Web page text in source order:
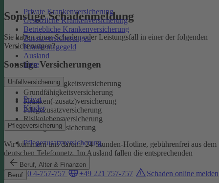
Private Krankenversicherung
Gesetzliche Krankenversicherung
Betriebliche Krankenversicherung
Zusatzversicherungen
Krankentagegeld
Ausland
Tiere
Unfallversicherung
Privat
Kinder
Pflegeversicherung
Pflegezusatzversicherung
Beruf, Alter & Finanzen
Beruf
Sonstige Schadenmeldung
Sie haben einen Schaden oder Leistungsfall in einer der folgenden
Versicherungen?
Sonstige Versicherungen
Berufsunfähigkeitsversicherung
Grundfähigkeitsversicherung
Kranken(-zusatz)versicherung
Pflegezusatzversicherung
Risikolebensversicherung
Sterbegeldversicherung
Wir kümmern uns darum!24-Stunden-Hotline, gebührenfrei aus dem
deutschen Telefonnetz. Im Ausland fallen die entsprechenden
Landesgebühren an:
0800 4-757-757
+49 221 757-757 Schaden online melden